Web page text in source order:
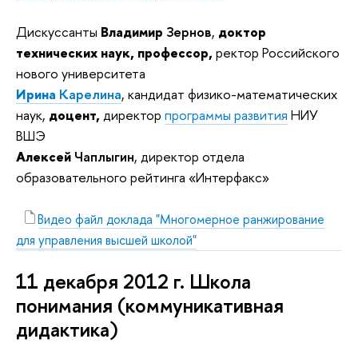
Дискуссанты Владимир Зернов, доктор
технических наук, профессор,ректор Российского
нового университета
Ирина Карелина, кандидат физико-математических
наук, доцент,директор программы развития НИУ
ВШЭ
Алексей Чаплыгин, директор отдела
образовательного рейтинга «Интерфакс»
Видео файл доклада "Многомерное ранжирование
для управления высшей школой"
11 декабря 2012 г. Школа
понимания (коммуникативная
дидактика)